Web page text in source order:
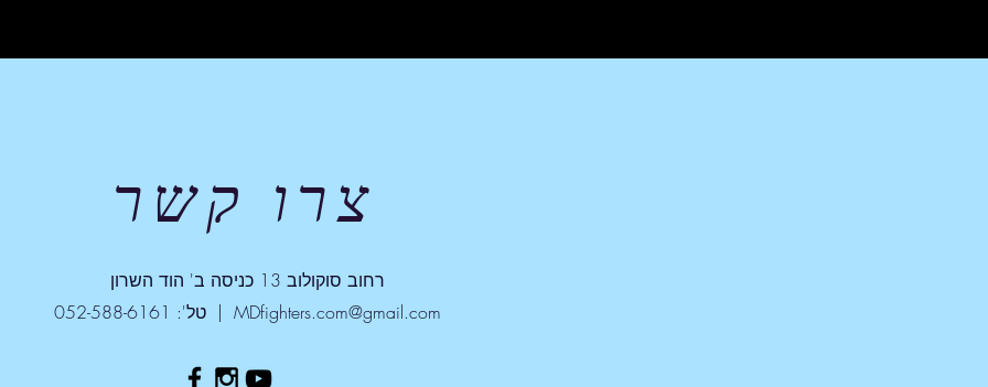
צרו קשר
רחוב סוקולוב 13 כניסה ב' הוד השרון
MDfighters.com@gmail.com | טל': 052-588-6161